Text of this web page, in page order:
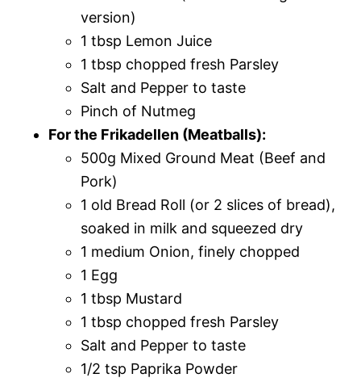
version)
1 tbsp Lemon Juice
1 tbsp chopped fresh Parsley
Salt and Pepper to taste
Pinch of Nutmeg
For the Frikadellen (Meatballs):
500g Mixed Ground Meat (Beef and
Pork)
1 old Bread Roll (or 2 slices of bread),
soaked in milk and squeezed dry
1 medium Onion, finely chopped
1 Egg
1 tbsp Mustard
1 tbsp chopped fresh Parsley
Salt and Pepper to taste
1/2 tsp Paprika Powder